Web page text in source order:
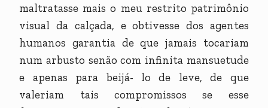
maltratasse mais o meu restrito patrimônio
visual da calçada, e obtivesse dos agentes
humanos garantia de que jamais tocariam
num arbusto senão com infinita mansuetude
e apenas para beijá- lo de leve, de que
valeriam tais compromissos se esse